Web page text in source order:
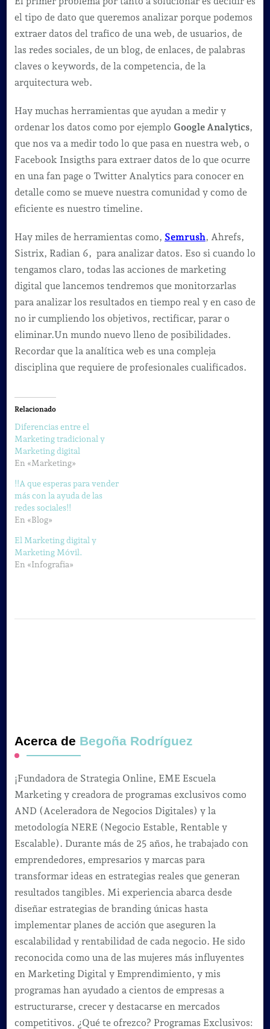
el tipo de dato que queremos analizar porque podemos
extraer datos del trafico de una web, de usuarios, de
las redes sociales, de un blog, de enlaces, de palabras
claves o keywords, de la competencia, de la
arquitectura web.
Hay muchas herramientas que ayudan a medir y
ordenar los datos como por ejemplo Google Analytics,
que nos va a medir todo lo que pasa en nuestra web, o
Facebook Insigths para extraer datos de lo que ocurre
en una fan page o Twitter Analytics para conocer en
detalle como se mueve nuestra comunidad y como de
eficiente es nuestro timeline.
Hay miles de herramientas como, Semrush, Ahrefs,
Sistrix, Radian 6, para analizar datos. Eso si cuando lo
tengamos claro, todas las acciones de marketing
digital que lancemos tendremos que monitorzarlas
para analizar los resultados en tiempo real y en caso de
no ir cumpliendo los objetivos, rectificar, parar o
eliminar.Un mundo nuevo lleno de posibilidades.
Recordar que la analítica web es una compleja
disciplina que requiere de profesionales cualificados.
Relacionado
Diferencias entre el
Marketing tradicional y
Marketing digital
En «Marketing»
!!A que esperas para vender
más con la ayuda de las
redes sociales!!
En «Blog»
El Marketing digital y
Marketing Móvil.
En «Infografia»
Acerca de Begoña Rodríguez
¡Fundadora de Strategia Online, EME Escuela
Marketing y creadora de programas exclusivos como
AND (Aceleradora de Negocios Digitales) y la
metodología NERE (Negocio Estable, Rentable y
Escalable). Durante más de 25 años, he trabajado con
emprendedores, empresarios y marcas para
transformar ideas en estrategias reales que generan
resultados tangibles. Mi experiencia abarca desde
diseñar estrategias de branding únicas hasta
implementar planes de acción que aseguren la
escalabilidad y rentabilidad de cada negocio. He sido
reconocida como una de las mujeres más influyentes
en Marketing Digital y Emprendimiento, y mis
programas han ayudado a cientos de empresas a
estructurarse, crecer y destacarse en mercados
competitivos. ¿Qué te ofrezco? Programas Exclusivos: